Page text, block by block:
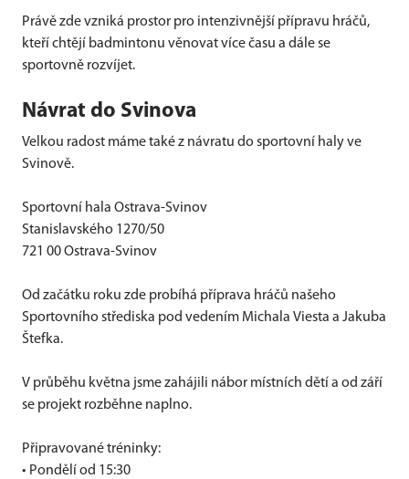
Právě zde vzniká prostor pro intenzivnější přípravu hráčů,
kteří chtějí badmintonu věnovat více času a dále se
sportovně rozvíjet.
Návrat do Svinova
Velkou radost máme také z návratu do sportovní haly ve
Svinově.
Sportovní hala Ostrava-Svinov
Stanislavského 1270/50
721 00 Ostrava-Svinov
Od začátku roku zde probíhá příprava hráčů našeho
Sportovního střediska pod vedením Michala Viesta a Jakuba
Štefka.
V průběhu května jsme zahájili nábor místních dětí a od září
se projekt rozběhne naplno.
Připravované tréninky:
• Pondělí od 15:30